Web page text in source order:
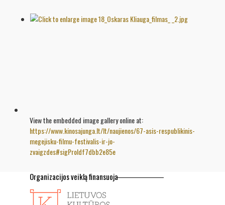
View the embedded image gallery online at:
https://www.kinosajunga.lt/lt/naujienos/67-asis-respublikinis-
megejisku-filmu-festivalis-ir-jo-
zvaigzdes#sigProIdf7dbb2e85e
Organizacijos veiklą finansuoja